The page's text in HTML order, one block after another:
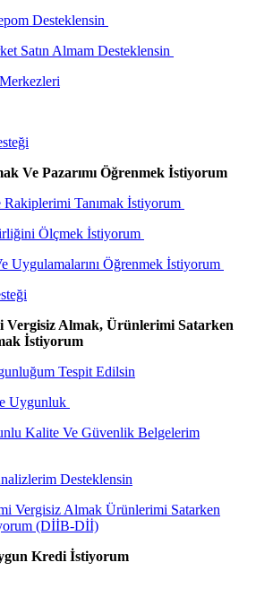
Desteklensin
Satın Almam Desteklensin
Ve Pazarımı Öğrenmek İstiyorum
Tanımak İstiyorum
Ölçmek İstiyorum
Uygulamalarını Öğrenmek İstiyorum
Vergisiz Almak, Ürünlerimi Satarken
İstiyorum
Tespit Edilsin
Uygunluk
Kalite Ve Güvenlik Belgelerim
Desteklensin
Vergisiz Almak Ürünlerimi Satarken
(DİİB-Dİİ)
Kredi İstiyorum